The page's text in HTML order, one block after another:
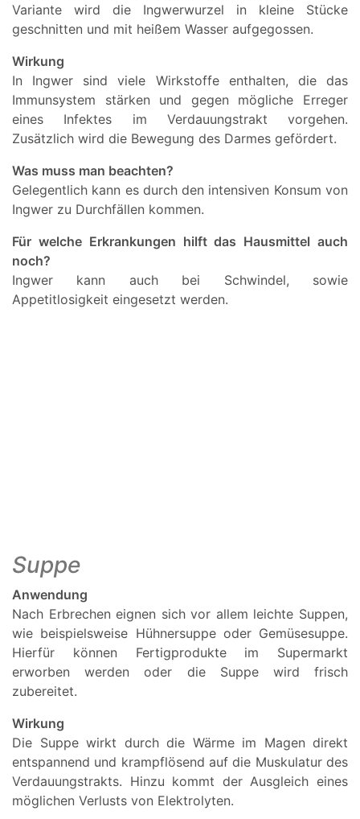
Variante wird die Ingwerwurzel in kleine Stücke
geschnitten und mit heißem Wasser aufgegossen.
Wirkung
In Ingwer sind viele Wirkstoffe enthalten, die das
Immunsystem stärken und gegen mögliche Erreger
eines Infektes im Verdauungstrakt vorgehen.
Zusätzlich wird die Bewegung des Darmes gefördert.
Was muss man beachten?
Gelegentlich kann es durch den intensiven Konsum von
Ingwer zu Durchfällen kommen.
Für welche Erkrankungen hilft das Hausmittel auch
noch?
Ingwer kann auch bei Schwindel, sowie
Appetitlosigkeit eingesetzt werden.
Suppe
Anwendung
Nach Erbrechen eignen sich vor allem leichte Suppen,
wie beispielsweise Hühnersuppe oder Gemüsesuppe.
Hierfür können Fertigprodukte im Supermarkt
erworben werden oder die Suppe wird frisch
zubereitet.
Wirkung
Die Suppe wirkt durch die Wärme im Magen direkt
entspannend und krampflösend auf die Muskulatur des
Verdauungstrakts. Hinzu kommt der Ausgleich eines
möglichen Verlusts von Elektrolyten.